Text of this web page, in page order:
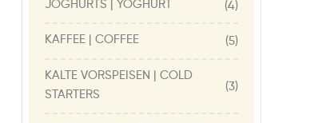
JOGHURTS | YOGHURT (4)
KAFFEE | COFFEE (5)
KALTE VORSPEISEN | COLD
STARTERS
(3)